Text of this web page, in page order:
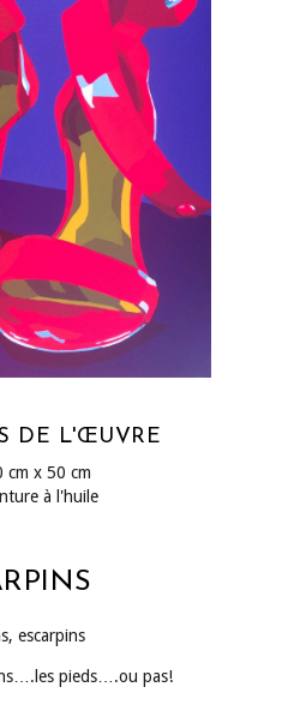
DE L'ŒUVRE
cm x 50 cm
à l'huile
escarpins
pieds….ou pas!